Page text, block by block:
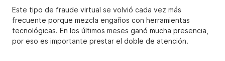
Este tipo de fraude virtual se volvió cada vez más
frecuente porque mezcla engaños con herramientas
tecnológicas. En los últimos meses ganó mucha presencia,
por eso es importante prestar el doble de atención.